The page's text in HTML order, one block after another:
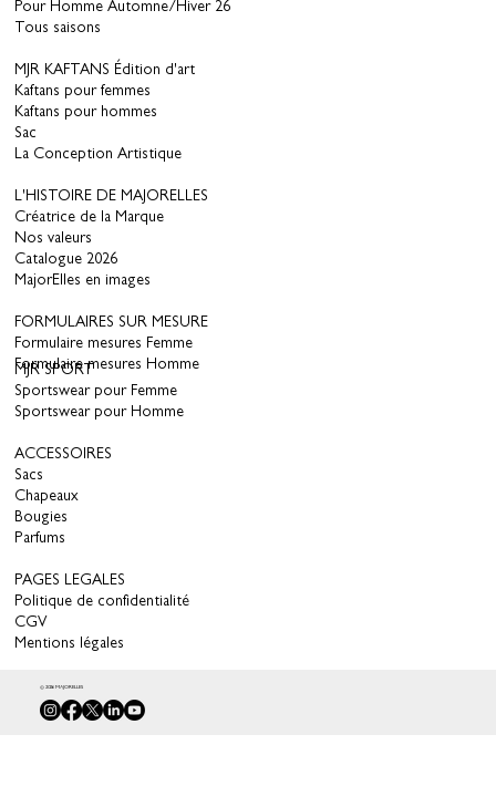
Pour Homme Automne/Hiver 26
Tous saisons
MJR KAFTANS Édition d'art
Kaftans pour femmes
Kaftans pour hommes
Sac
La Conception Artistique
L'HISTOIRE DE MAJORELLES
Créatrice de la Marque
Nos valeurs
Catalogue 2026
MajorElles en images
FORMULAIRES SUR MESURE
Formulaire mesures Femme
Formulaire mesures Homme
MJR SPORT
Sportswear pour Femme
Sportswear pour Homme
ACCESSOIRES
Sacs
Chapeaux
Bougies
Parfums
PAGES LEGALES
Politique de confidentialité
CGV
Mentions légales
© 2026 MAJORELLES